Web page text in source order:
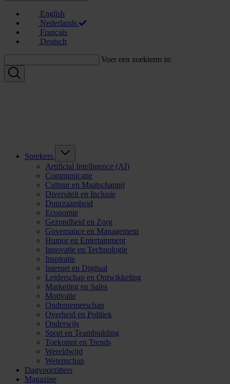
English
Nederlands
Français
Deutsch
Voer een zoekterm in:
Sprekers
Artificial Intelligence (AI)
Communicatie
Cultuur en Maatschappij
Diversiteit en Inclusie
Duurzaamheid
Economie
Gezondheid en Zorg
Governance en Management
Humor en Entertainment
Innovatie en Technologie
Inspiratie
Internet en Digitaal
Leiderschap en Ontwikkeling
Marketing en Sales
Motivatie
Ondernemerschap
Overheid en Politiek
Onderwijs
Sport en Teambuilding
Toekomst en Trends
Wereldwijd
Wetenschap
Dagvoorzitters
Magazine